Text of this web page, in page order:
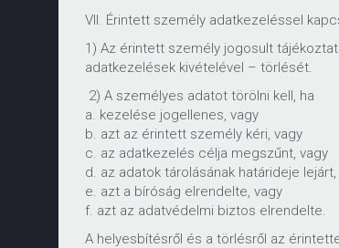
VII. Érintett személy adatkezeléssel
1) Az érintett személy jogosult
adatkezelések kivételével – törlését.
2) A személyes adatot törölni kell, ha
a. kezelése jogellenes, vagy
b. azt az érintett személy kéri, vagy
c. az adatkezelés célja megszűnt, vagy
d. az adatok tárolásának határideje lejárt,
e. azt a bíróság elrendelte, vagy
f. azt az adatvédelmi biztos elrendelte.
A helyesbítésről és a törlésről az